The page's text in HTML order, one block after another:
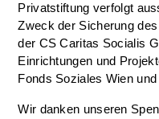
Privatstiftung verfolgt
Zweck der Sicherung
der CS Caritas Socialis
Einrichtungen und
Fonds Soziales Wien
Wir danken unseren